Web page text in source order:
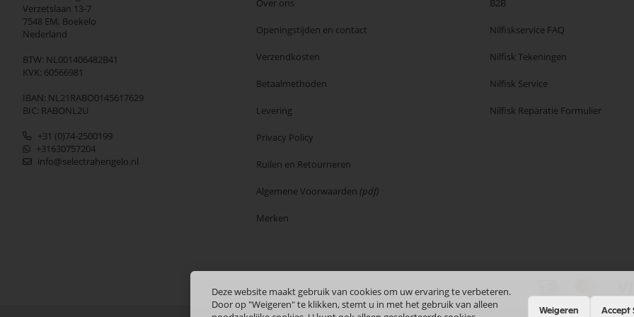
Verzetslaan 13-7
7548 EM, Boekelo
Nederland
BTW: NL001406482B41
KVK: 60566981
IBAN: NL21RABO0145617629
BIC: RABONL2U
+31 (0)74-2500199
+31630757204
info@selectrahengelo.nl
Over ons
Openingstijden en contact
Verzendkosten
Betaalmethoden
Levering
Privacy Policy
Ruilen en Retourneren
Algemene Voorwaarden (pdf)
Merken
B2B
Nilfiskservice FAQ
Nilfisk Tekeningen
Nilfisk Service
Nilfisk Reparatie Formulier
Deze website maakt gebruik van cookies om uw ervaring te verbeteren.
Door op "Weigeren" te klikken, stemt u in met het gebruik van alleen
Weigeren Accept